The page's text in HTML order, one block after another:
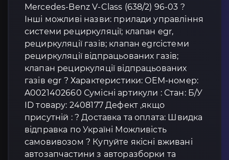
Mercedes-Benz V-Class (638/2) 96-03 ?
Інші можливі назви: прилади управління
системи рециркуляції; клапан egr,
рециркуляції газів; клапан egrсістеми
рециркуляції відпрацьованих газів;
клапан рециркуляції відпрацьованих
газів egr ? Характеристики: OEM-номер:
A0021402660 Сумісні артикули : Стан: Б/У
ID товару: 2408177 Дефект ,якщо
присутній : ? Доставка та оплата: Швидка
відправка по Україні Можливість
самовивозом ? Купуйте якісні вживані
автозапчастини з авторазборки та